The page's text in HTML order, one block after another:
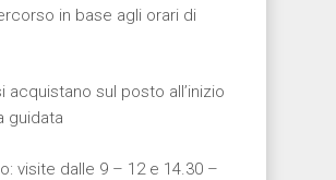
in base agli orari di
acquistano sul posto all’inizio
guidata
visite dalle 9 – 12 e 14.30 –